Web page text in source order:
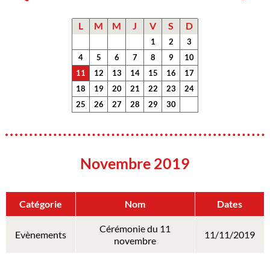
L M M J V S D
1 2
3
4
5 6 7 8 9
10
11
12 13 14 15 16
17
18
19 20 21 22 23
24
25
26 27 28 29 30
Novembre 2019
Catégorie Nom Dates
Evènements
Cérémonie du 11
novembre
11/11/2019